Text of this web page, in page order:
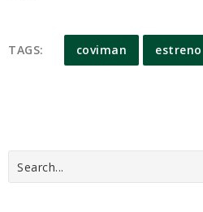
TAGS: coviman estreno